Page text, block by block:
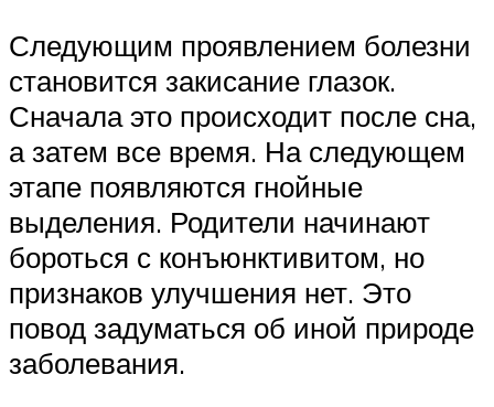
Следующим проявлением болезни
становится закисание глазок.
Сначала это происходит после сна,
а затем все время. На следующем
этапе появляются гнойные
выделения. Родители начинают
бороться с конъюнктивитом, но
признаков улучшения нет. Это
повод задуматься об иной природе
заболевания.